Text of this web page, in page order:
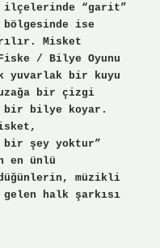
ilçelerinde “garit”
ise
Misket
/ Bilye Oyunu
yuvarlak bir kuyu
uzağa bir çizgi
bir bilye koyar.
bir şey yoktur”
en ünlü
müzikli
halk şarkısı